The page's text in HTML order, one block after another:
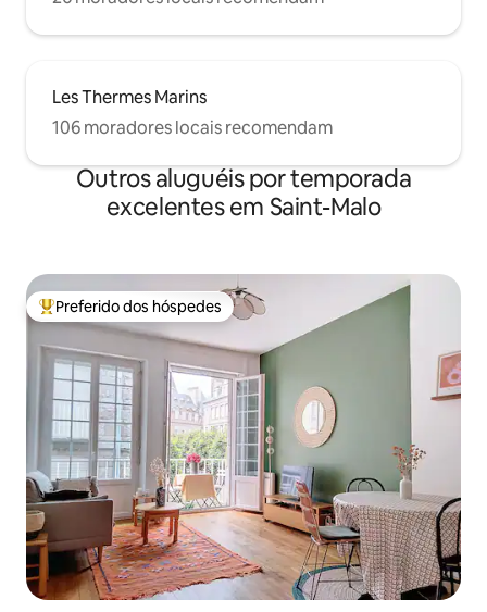
Les Thermes Marins
106 moradores locais recomendam
Outros aluguéis por temporada
excelentes em Saint-Malo
Entre os melhores preferidos dos hóspedes
Preferido dos hóspedes